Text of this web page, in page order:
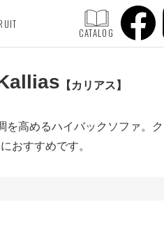
CATALOG
カリアス
を高めるハイバックソファ。ク
おすすめです。